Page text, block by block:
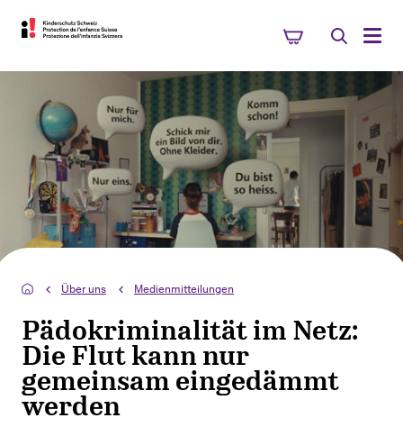
Über uns Medienmitteilungen
Pädokriminalität im Netz:
Die Flut kann nur
gemeinsam eingedämmt
werden